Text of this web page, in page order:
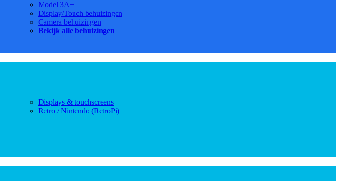
Model 3A+
Display/Touch behuizingen
Camera behuizingen
Bekijk alle behuizingen
Displays & touchscreens
Retro / Nintendo (RetroPi)